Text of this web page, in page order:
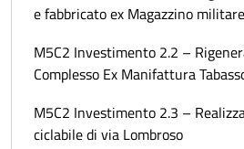
e fabbricato ex Magazzino
M5C2 Investimento 2.2 –
Complesso Ex Manifattura
M5C2 Investimento 2.3 –
ciclabile di via Lombroso